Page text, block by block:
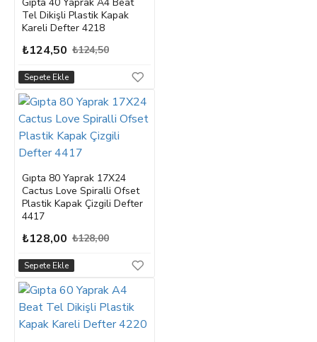
Tel Dikişli Plastik Kapak
Kareli Defter 4218
₺124,50 ₺124,50
Sepete Ekle
Gıpta 80 Yaprak 17X24
Cactus Love Spiralli Ofset
Plastik Kapak Çizgili Defter
4417
₺128,00 ₺128,00
Sepete Ekle